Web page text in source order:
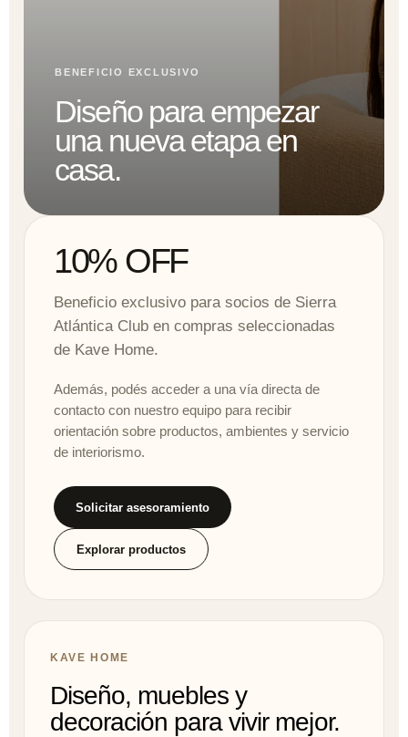
BENEFICIO EXCLUSIVO
Diseño para empezar
una nueva etapa en
casa.
10% OFF
Beneficio exclusivo para socios de Sierra
Atlántica Club en compras seleccionadas
de Kave Home.
Además, podés acceder a una vía directa de
contacto con nuestro equipo para recibir
orientación sobre productos, ambientes y servicio
de interiorismo.
Solicitar asesoramiento
Explorar productos
KAVE HOME
Diseño, muebles y
decoración para vivir mejor.